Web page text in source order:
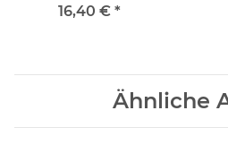
16,40 € *
Ähnliche